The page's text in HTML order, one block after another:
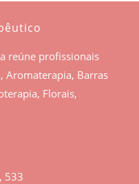
reúne profissionais
Aromaterapia, Barras
Florais,
533